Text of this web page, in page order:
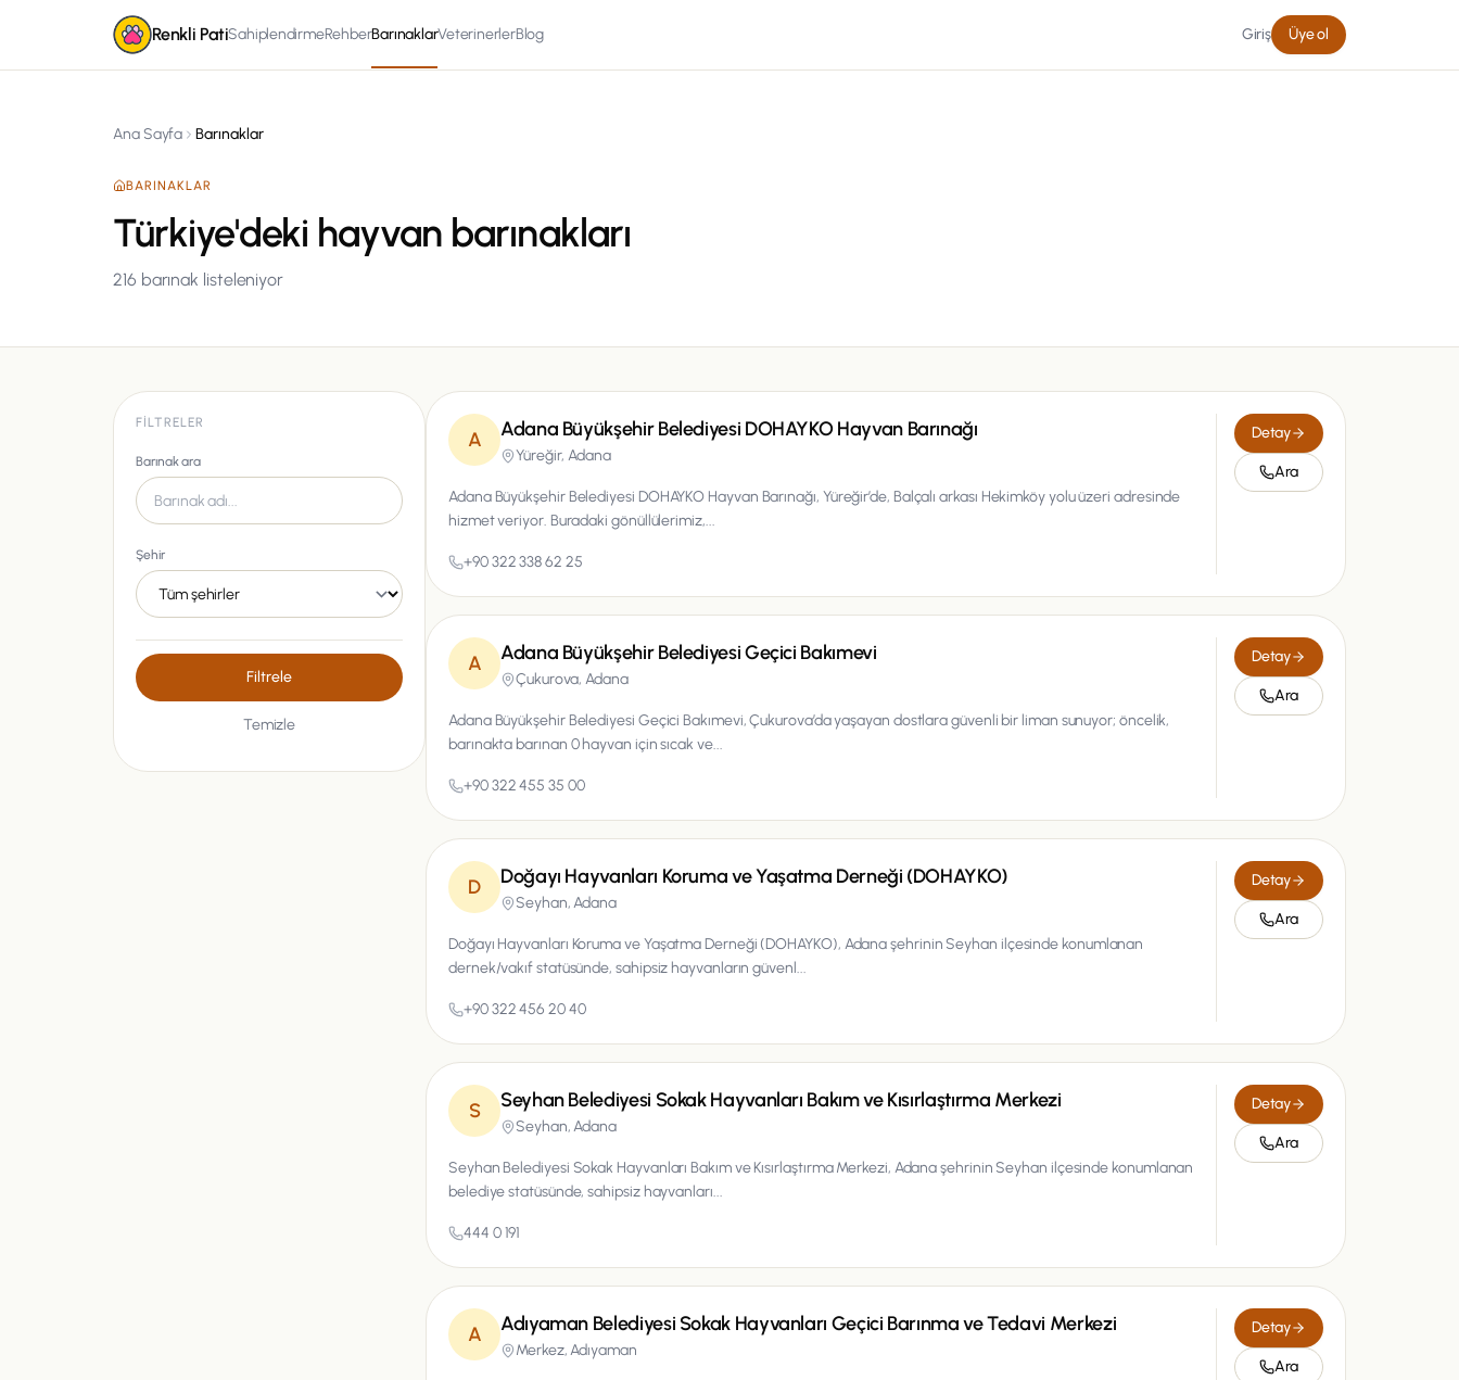
Renkli PatiSahiplendirmeRehberBarınaklarVeterinerlerBlog Giriş Üye ol
Ana Sayfa Barınaklar
BARINAKLAR
Türkiye'deki hayvan barınakları
216 barınak listeleniyor
FILTRELER
Barınak ara
Şehir
Filtrele
Temizle
A Adana Büyükşehir Belediyesi DOHAYKO Hayvan Barınağı
Yüreğir,Adana
Adana Büyükşehir Belediyesi DOHAYKO Hayvan Barınağı, Yüreğir’de, Balçalı arkası Hekimköy yolu üzeri adresinde
hizmet veriyor. Buradaki gönüllülerimiz,...
+90 322 338 62 25
Detay
Ara
A Adana Büyükşehir Belediyesi Geçici Bakımevi
Çukurova,Adana
Adana Büyükşehir Belediyesi Geçici Bakımevi, Çukurova’da yaşayan dostlara güvenli bir liman sunuyor; öncelik,
barınakta barınan 0 hayvan için sıcak ve...
+90 322 455 35 00
Detay
Ara
D Doğayı Hayvanları Koruma ve Yaşatma Derneği (DOHAYKO)
Seyhan,Adana
Doğayı Hayvanları Koruma ve Yaşatma Derneği (DOHAYKO), Adana şehrinin Seyhan ilçesinde konumlanan
dernek/vakıf statüsünde, sahipsiz hayvanların güvenl...
+90 322 456 20 40
Detay
Ara
S Seyhan Belediyesi Sokak Hayvanları Bakım ve Kısırlaştırma Merkezi
Seyhan,Adana
Seyhan Belediyesi Sokak Hayvanları Bakım ve Kısırlaştırma Merkezi, Adana şehrinin Seyhan ilçesinde konumlanan
belediye statüsünde, sahipsiz hayvanları...
444 0 191
Detay
Ara
A Adıyaman Belediyesi Sokak Hayvanları Geçici Barınma ve Tedavi Merkezi
Merkez,Adıyaman
Detay
Ara